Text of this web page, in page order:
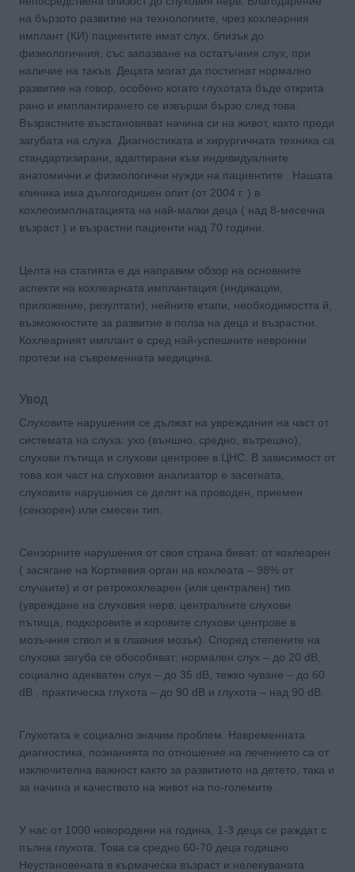
на бързото развитие на технологиите, чрез кохлеарния
имплант (КИ) пациентите имат слух, близък до
физиологичния, със запазване на остатъчния слух, при
наличие на такъв. Децата могат да постигнат нормално
развитие на говор, особено когато глухотата бъде открита
рано и имплантирането се извърши бързо след това.
Възрастните възстановяват начина си на живот, както преди
загубата на слуха. Диагностиката и хирургичната техника са
стандартизирани, адаптирани към индивидуалните
анатомични и физиологични нужди на пациентите . Нашата
клиника има дългогодишен опит (от 2004 г. ) в
кохлеоимплнатацията на най-малки деца ( над 8-месечна
възраст ) и възрастни пациенти над 70 години.
Целта на статията е да направим обзор на основните
аспекти на кохлеарната имплантация (индикации,
приложение, резултати), нейните етапи, необходимостта й,
възможностите за развитие в полза на деца и възрастни.
Кохлеарният имплант е сред най-успешните невронни
протези на съвременната медицина.
Увод
Слуховите нарушения се дължат на увреждания на част от
системата на слуха: ухо (външно, средно, вътрешно),
слухови пътища и слухови центрове в ЦНС. В зависимост от
това коя част на слуховия анализатор е засегната,
слуховите нарушения се делят на проводен, приемен
(сензорен) или смесен тип.
Сензорните нарушения от своя страна биват: от кохлеарен
( засягане на Кортиевия орган на кохлеата – 98% от
случаите) и от ретрокохлеарен (или централен) тип
(увреждане на слуховия нерв, централните слухови
пътища, подкоровите и коровите слухови центрове в
мозъчния ствол и в главния мозък). Според степените на
слухова загуба се обособяват: нормален слух – до 20 dB,
социално адекватен слух – до 35 dB, тежко чуване – до 60
dB , практическа глухота – до 90 dB и глухота – над 90 dB.
Глухотата е социално значим проблем. Навременната
диагностика, познанията по отношение на лечението са от
изключителна важност както за развитието на детето, така и
за начина и качеството на живот на по-големите.
У нас от 1000 новородени на година, 1-3 деца се раждат с
пълна глухота. Това са средно 60-70 деца годишно.
Неустановената в кърмаческа възраст и нелекуваната